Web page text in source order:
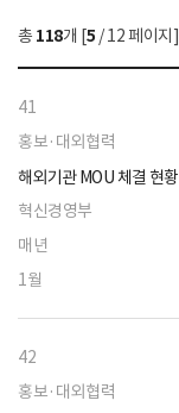
선
택
총 118개 [5 / 12 페이지]
41
홍보·대외협력
해외기관 MOU 체결 현황
혁신경영부
매년
1월
42
홍보·대외협력